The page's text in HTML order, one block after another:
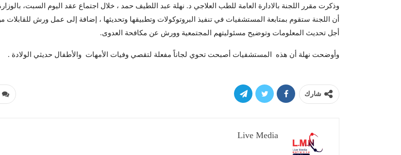
وذكرت مقرر اللجنة بالادارة العامة للطب العلاجي د. نهلة عبد اللطيف حمد ، خلال اجتماع عقد اليوم السبت،
أن اللجنة ستقوم بمتابعة المستشفيات في تنفيذ البروتوكولات وتطبيقها وتحديثها ، إضافة إلى عمل ورش للقابلات
أجل تحديث المعلومات وتوضيح مسئوليتهم المجتمعية وورش عن مكافحة العدوى.
وأوضحت نهلة أن هذه المستشفيات أصبحت تحوي لجاناً مفعلة لتقصي وفيات الأمهات والأطفال حديثي الولادة .
شارك
Live Media